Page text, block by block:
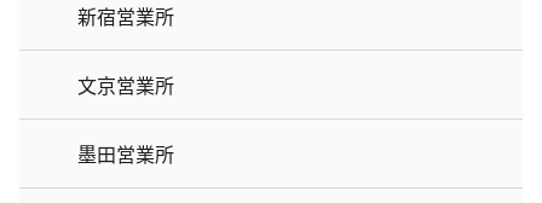
新宿営業所
文京営業所
墨田営業所